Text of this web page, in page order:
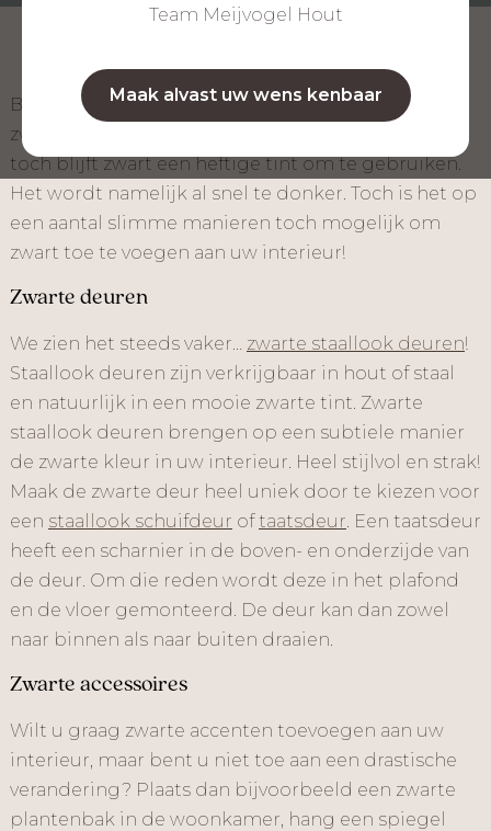
Team Meijvogel Hout
Maak alvast uw wens kenbaar
Black and white all the way! De combinatie van
zwart wit is heel populair in een interieur, maar
toch blijft zwart een heftige tint om te gebruiken.
Het wordt namelijk al snel te donker. Toch is het op
een aantal slimme manieren toch mogelijk om
zwart toe te voegen aan uw interieur!
Zwarte deuren
We zien het steeds vaker… zwarte staallook deuren!
Staallook deuren zijn verkrijgbaar in hout of staal
en natuurlijk in een mooie zwarte tint. Zwarte
staallook deuren brengen op een subtiele manier
de zwarte kleur in uw interieur. Heel stijlvol en strak!
Maak de zwarte deur heel uniek door te kiezen voor
een staallook schuifdeur oftaatsdeur. Een taatsdeur
heeft een scharnier in de boven- en onderzijde van
de deur. Om die reden wordt deze in het plafond
en de vloer gemonteerd. De deur kan dan zowel
naar binnen als naar buiten draaien.
Zwarte accessoires
Wilt u graag zwarte accenten toevoegen aan uw
interieur, maar bent u niet toe aan een drastische
verandering? Plaats dan bijvoorbeeld een zwarte
plantenbak in de woonkamer, hang een spiegel